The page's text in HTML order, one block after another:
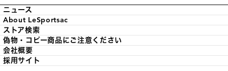
ニュース
About LeSportsac
ストア検索
偽物・コピー商品にご注意ください
会社概要
採用サイト